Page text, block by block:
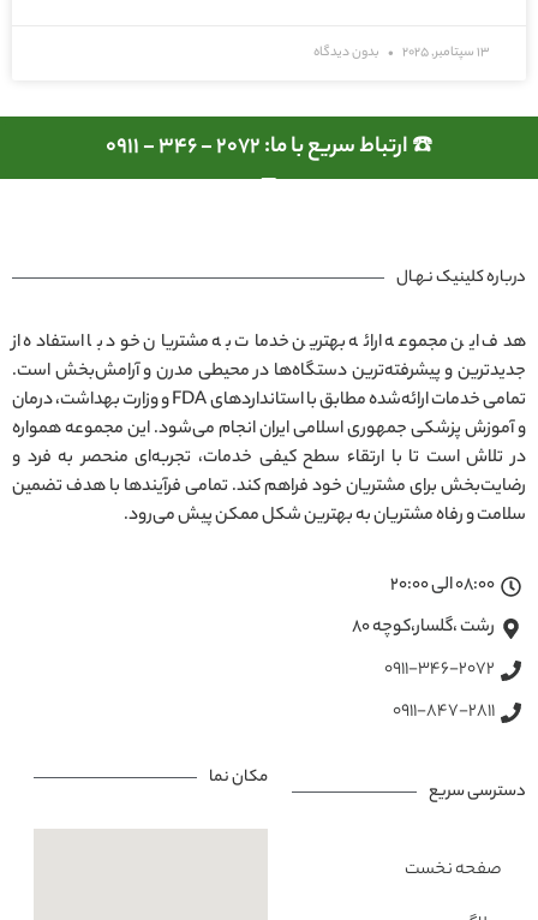
13 سپتامبر, 2025 بدون دیدگاه
☎️ ارتباط سریع با ما: 2072 - 346 - 0911
درباره کلینیک نـهـال
هدف این مجموعه ارائه بهترین خدمات به مشتریان خود با استفاده از
جدیدترین و پیشرفته‌ترین دستگاه‌ها در محیطی مدرن و آرامش‌بخش است.
تمامی خدمات ارائه‌شده مطابق با استانداردهای FDA و وزارت بهداشت، درمان
و آموزش پزشکی جمهوری اسلامی ایران انجام می‌شود. این مجموعه همواره
در تلاش است تا با ارتقاء سطح کیفی خدمات، تجربه‌ای منحصر به فرد و
رضایت‌بخش برای مشتریان خود فراهم کند. تمامی فرآیندها با هدف تضمین
سلامت و رفاه مشتریان به بهترین شکل ممکن پیش می‌رود.
08:00 الی 20:00
رشت ،گلسار،کوچه ۸۰
0911-346-2072
0911-847-2811
دسترسی سریع
صفحه نخست
مکان نما